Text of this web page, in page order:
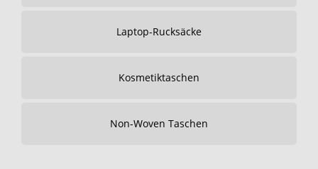
Laptop-Rucksäcke
Kosmetiktaschen
Non-Woven Taschen